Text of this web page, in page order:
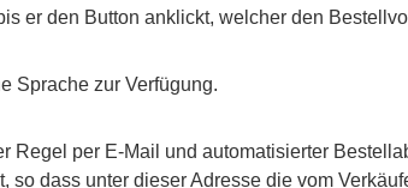
er den Button anklickt, welcher den
Sprache zur Verfügung.
Regel per E-Mail und automatisierter
dass unter dieser Adresse die vom